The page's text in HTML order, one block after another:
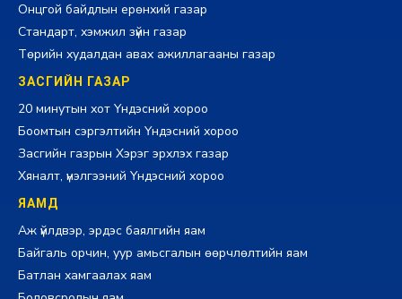
Онцгой байдлын ерөнхий газар
Стандарт, хэмжил зүйн газар
Төрийн худалдан авах ажиллагааны газар
ЗАСГИЙН ГАЗАР
20 минутын хот Үндэсний хороо
Боомтын сэргэлтийн Үндэсний хороо
Засгийн газрын Хэрэг эрхлэх газар
Хяналт, үнэлгээний Үндэсний хороо
ЯАМД
Аж үйлдвэр, эрдэс баялгийн яам
Байгаль орчин, уур амьсгалын өөрчлөлтийн яам
Батлан хамгаалах яам